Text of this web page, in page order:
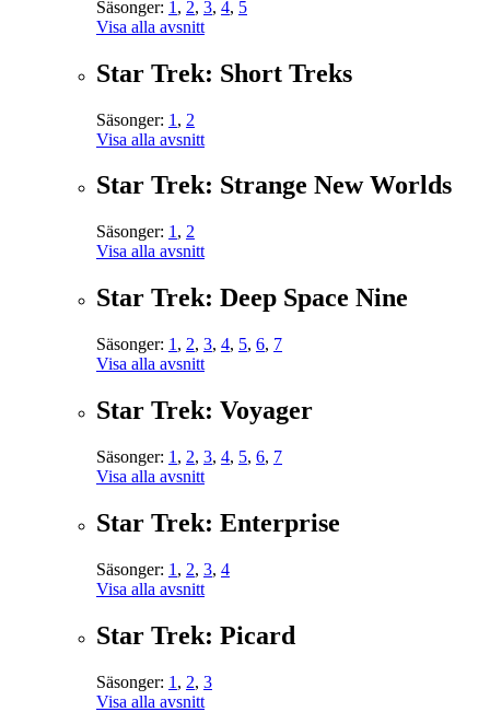
Säsonger: 1 , 2, 3, 4, 5
Visa alla avsnitt
Star Trek: Short Treks
Säsonger: 1 , 2
Visa alla avsnitt
Star Trek: Strange New Worlds
Säsonger: 1 , 2
Visa alla avsnitt
Star Trek: Deep Space Nine
Säsonger: 1 , 2, 3, 4, 5, 6, 7
Visa alla avsnitt
Star Trek: Voyager
Säsonger: 1 , 2, 3, 4, 5, 6, 7
Visa alla avsnitt
Star Trek: Enterprise
Säsonger: 1 , 2, 3, 4
Visa alla avsnitt
Star Trek: Picard
Säsonger: 1 , 2, 3
Visa alla avsnitt